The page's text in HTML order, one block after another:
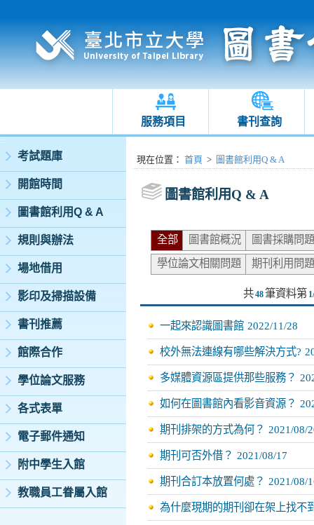
服務項目 書刊查詢
:::
考試題庫
開館時間
圖書館利用Q & A
規則與辦法
場地借用
影印及掃描設備
書刊推薦
館際合作
學位論文服務
各式表單
電子郵件通知
附中學生入館
教職員工眷屬入館
:::現在位置 ： 首頁 > 圖書館利用Q & A
圖書館利用Q & A
全部 圖書館概況
圖書採購問
學位論文相關問題
期刊利用問
共48筆資料第
一起來認識圖書館 2022/11/28
校外無法連線有哪些解決方式?
多媒體資源區提供那些服務？
如何在圖書館內看影音資源？
期刊排架的方式為何？ 2021/08/
期刊可否外借？ 2021/08/17
期刊合訂本放置何處？ 2021/08/
為什麼現期的期刊卻在架上找不